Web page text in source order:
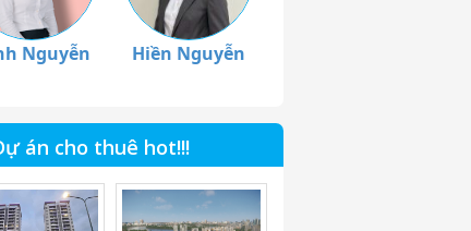
Nguyễn Hiền Nguyễn
án cho thuê hot!!!